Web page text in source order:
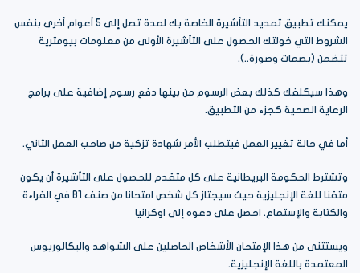
يمكنك تطبيق تمديد التأشيرة الخاصة بك لمدة تصل إلى 5 أعوام أخرى بنفس
الشروط التي خولتك الحصول على التأشيرة الأولى من معلومات بيومترية
تتضمن (بصمات وصورة..).
وهذا سيكلفك كذلك بعض الرسوم من بينها دفع رسوم إضافية على برامج
الرعاية الصحية كجزء من التطبيق.
أما في حالة تغيير العمل فيتطلب الأمر شهادة تزكية من صاحب العمل الثاني.
وتشترط الحكومة البريطانية على كل متقدم للحصول على التأشيرة أن يكون
متقنا للغة الإنجليزية حيث سيجتاز كل شخص امتحانا من صنف B1 في القراءة
والكتابة والإستماع. احصل على دعوه إلى اوكرانيا
ويستثنى من هذا الإمتحان الأشخاص الحاصلين على الشواهد والبكالوريوس
المعتمدة باللغة الإنجليزية.